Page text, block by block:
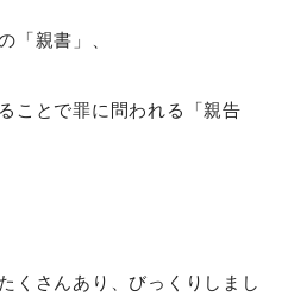
「親書」、
ことで罪に問われる「親告
くさんあり、びっくりしまし